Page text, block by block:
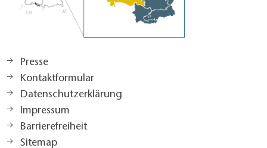
Presse
Kontaktformular
Datenschutzerklärung
Impressum
Barrierefreiheit
Sitemap